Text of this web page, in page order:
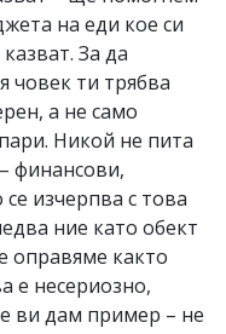
на еди кое си
За да
човек ти трябва
а не само
Никой не пита
финансови,
изчерпва с това
ние като обект
оправяме както
е несериозно,
ви дам пример – не